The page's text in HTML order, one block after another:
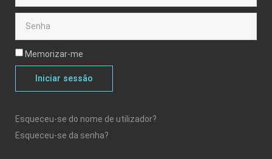
Memorizar-me
Iniciar sessão
Esqueceu-se do nome de utilizador?
Esqueceu-se da senha?